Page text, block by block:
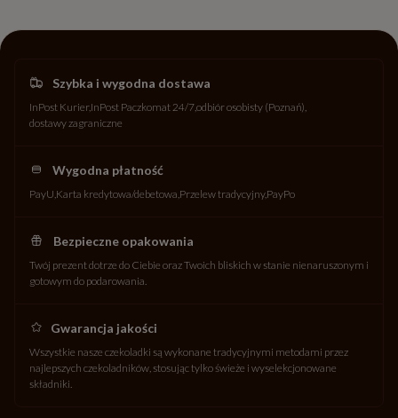
Szybka i wygodna dostawa
InPost Kurier InPost Paczkomat 24/7odbiór osobisty (Poznań)
dostawy zagraniczne
Wygodna płatność
PayU Karta kredytowa/debetowa Przelew tradycyjny PayPo
Bezpieczne opakowania
Twój prezent dotrze do Ciebie oraz Twoich bliskich w stanie nienaruszonym i
gotowym do podarowania.
Gwarancja jakości
Wszystkie nasze czekoladki są wykonane tradycyjnymi metodami przez
najlepszych czekoladników, stosując tylko świeże i wyselekcjonowane
składniki.